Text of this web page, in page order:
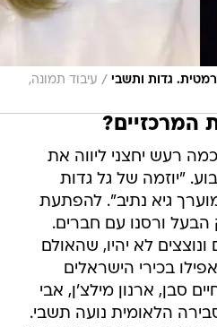
גדות ותשבי / עיבוד תמונה,
המרכזיים?
רעש יחצני ליווה את
"יוזמה של גל גדות
גיא נתיב". להפתעת
הבעל ורסנו עם חברים.
לא יהיו, שהאולם
בכירי הישראלים
סבן, ארנון מילצ'ן, אבי
הלאומית נועה תשבי.